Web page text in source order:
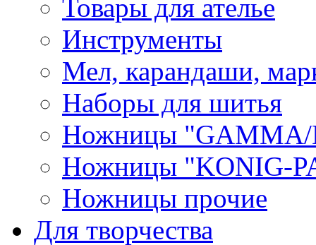
Товары для ателье
Инструменты
Мел, карандаши,
Наборы для шитья
Ножницы "GAMMA/
Ножницы "KONIG-
Ножницы прочие
Для творчества